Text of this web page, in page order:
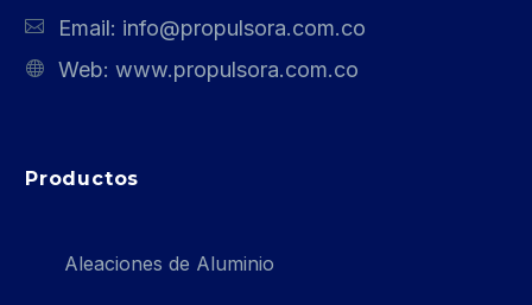
Email: info@propulsora.com.co
Web: www.propulsora.com.co
Productos
Aleaciones de Aluminio